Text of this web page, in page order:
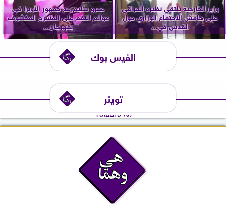
وزير الخارجية يلتقي نظيره العراقي
على هامش الاجتماع الوزاري حول
القدس في...
عمرو سليم مع جمهور الأوبرا في
عوالم النغم على المسرح المكشوف
بمهرجان...
الفيس بوك
تويتر
Tweets by